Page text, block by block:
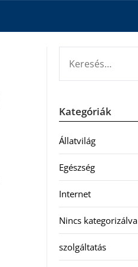
Kategóriák
Állatvilág
Egészség
Internet
Nincs kategorizálva
szolgáltatás